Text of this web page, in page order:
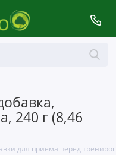
240 г (8,46
для приема перед